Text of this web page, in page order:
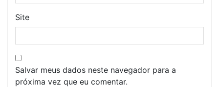
Site
Salvar meus dados neste navegador para a
próxima vez que eu comentar.